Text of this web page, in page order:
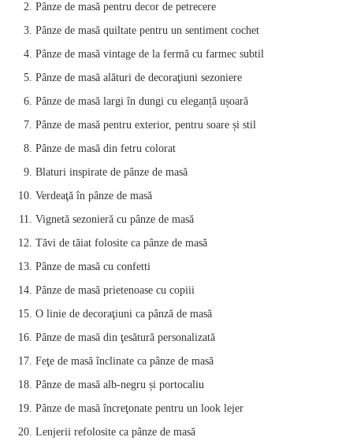
Pânze de masă pentru decor de petrecere
Pânze de masă quiltate pentru un sentiment cochet
Pânze de masă vintage de la fermă cu farmec subtil
Pânze de masă alături de decoraţiuni sezoniere
Pânze de masă largi în dungi cu eleganță ușoară
Pânze de masă pentru exterior, pentru soare și stil
Pânze de masă din fetru colorat
Blaturi inspirate de pânze de masă
Verdeaţă în pânze de masă
Vignetă sezonieră cu pânze de masă
Tăvi de tăiat folosite ca pânze de masă
Pânze de masă cu confetti
Pânze de masă prietenoase cu copiii
O linie de decoraţiuni ca pânză de masă
Pânze de masă din ţesătură personalizată
Feţe de masă înclinate ca pânze de masă
Pânze de masă alb-negru și portocaliu
Pânze de masă încreţonate pentru un look lejer
Lenjerii refolosite ca pânze de masă